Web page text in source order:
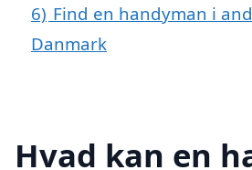
6) Find en handyman i
Danmark
Hvad kan en